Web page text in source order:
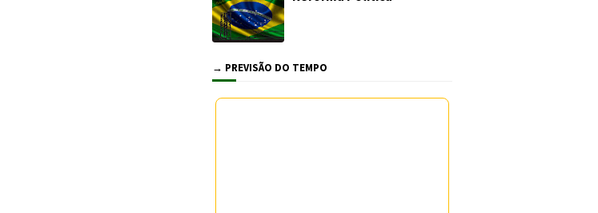
→ PREVISÃO DO TEMPO